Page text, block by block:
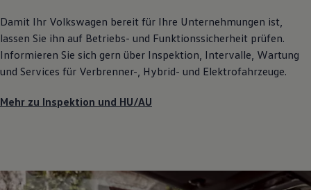
Damit Ihr Volkswagen bereit für Ihre Unternehmungen ist,
lassen Sie ihn auf Betriebs- und Funktionssicherheit prüfen.
Informieren Sie sich gern über Inspektion, Intervalle, Wartung
und Services für Verbrenner-, Hybrid- und Elektrofahrzeuge.
Mehr zu Inspektion und HU/AU